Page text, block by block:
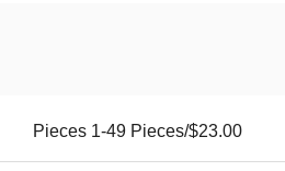
$23.00/Pieces 1-49 Pieces